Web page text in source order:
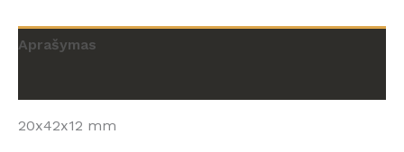
Aprašymas
20x42x12 mm